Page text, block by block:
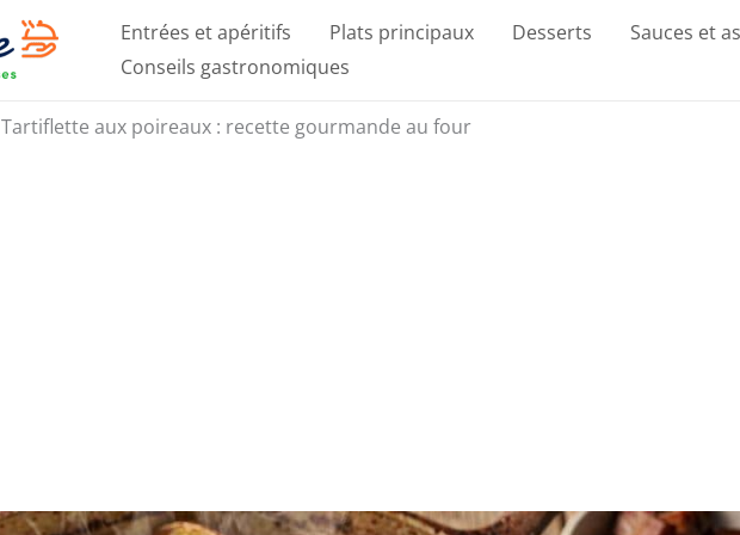
Entrées et apéritifs Plats principaux Desserts Sauces et
Conseils gastronomiques
Tartiflette aux poireaux : recette gourmande au four